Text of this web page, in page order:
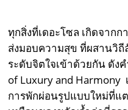
ทุกสิ่งที่เดอะโซล เกิดจาก
ส่งมอบความสุข ที่ผสานวิ
ระดับจิตใจเข้าด้วยกัน ดัง
of Luxury and
การพักผ่อนรูปแบบใหม่ที่แ